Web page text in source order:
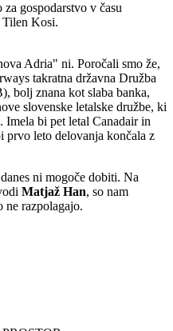
gospodarstvo v času
Kosi.
Adria" ni. Poročali smo že,
takratna državna Družba
bolj znana kot slaba banka,
slovenske letalske družbe, ki
Imela bi pet letal Canadair in
prvo leto delovanja končala z
ni mogoče dobiti. Na
Matjaž Han, so nam
ne razpolagajo.